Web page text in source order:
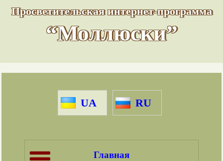
Просветительская интернет-программа
“Моллюски”
UA RU
Главная